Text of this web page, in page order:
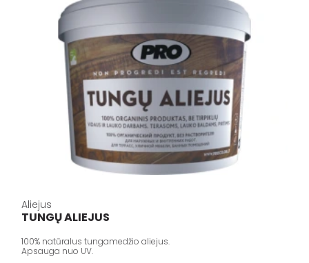
Aliejus
TUNGŲ ALIEJUS
100% natūralus tungamedžio aliejus.
Apsauga nuo UV.